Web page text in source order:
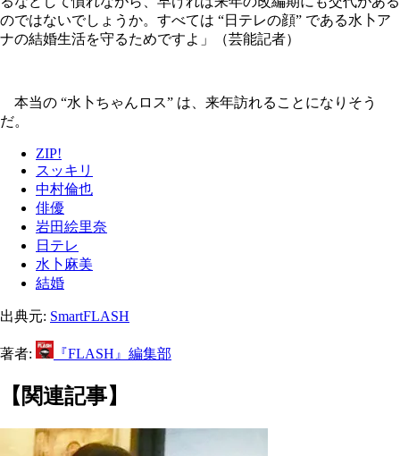
のではないでしょうか。すべては “日テレの顔” である水卜ア
ナの結婚生活を守るためですよ」（芸能記者）
本当の “水卜ちゃんロス” は、来年訪れることになりそう
だ。
ZIP!
スッキリ
中村倫也
俳優
岩田絵里奈
日テレ
水卜麻美
結婚
出典元: SmartFLASH
著者: 『FLASH』編集部
【関連記事】